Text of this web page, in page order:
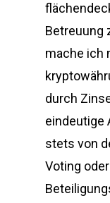
Betreuung
mache ich
durch
eindeutige
stets von
Voting